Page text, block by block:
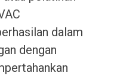
dalam
dengan